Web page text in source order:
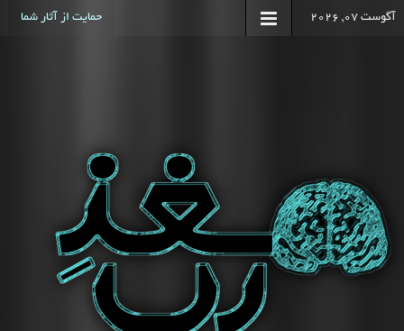
آگوست 07, 2026 حمایت از آثار شما